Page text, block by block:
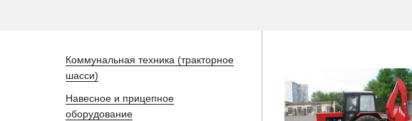
Коммунальная техника (тракторное
шасси)
Навесное и прицепное
оборудование